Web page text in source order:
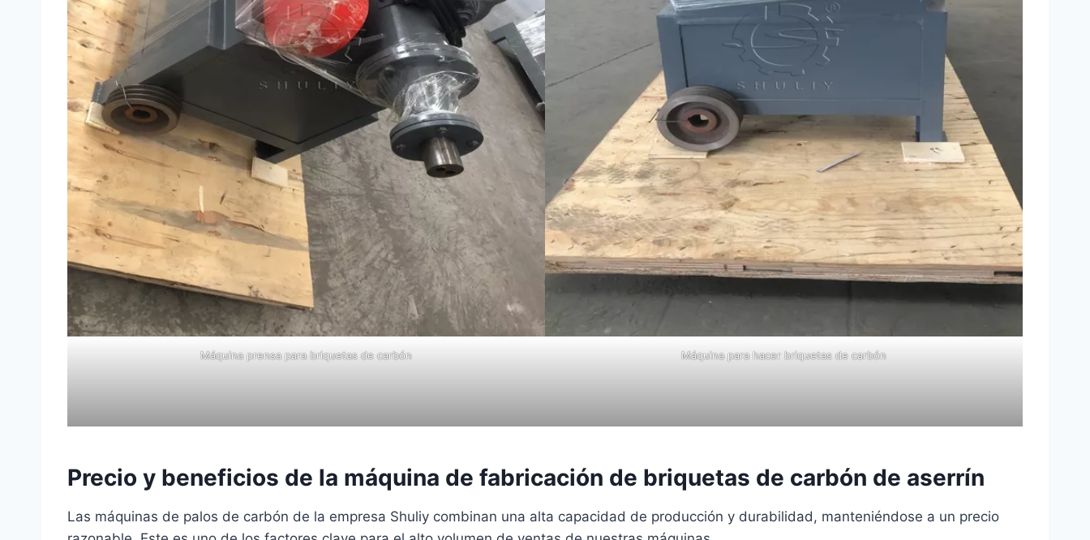
Máquina prensa para briquetas de carbón Máquina para hacer briquetas de carbón
Precio y beneficios de la máquina de fabricación de briquetas de carbón de aserrín
Las máquinas de palos de carbón de la empresa Shuliy combinan una alta capacidad de producción y durabilidad, manteniéndose a un precio